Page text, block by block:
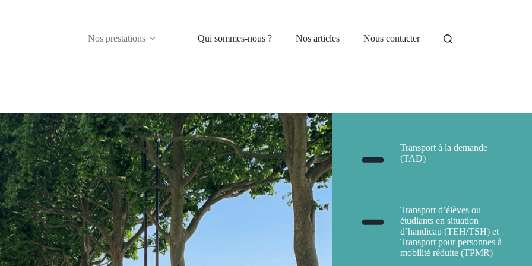
Nos prestations
Qui sommes-nous ? Nos articles Nous contacter
Transport à la demande
(TAD)
Transport d’élèves ou
étudiants en situation
d’handicap (TEH/TSH) et
Transport pour personnes à
mobilité réduite (TPMR)